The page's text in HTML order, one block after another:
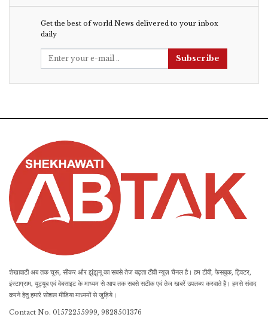
Get the best of world News delivered to your inbox
daily
Subscribe
शेखावाटी अब तक चूरू, सीकर और झुंझुनू का सबसे तेज बढ़ता टीवी न्यूज़ चैनल है। हम टीवी, फेसबुक, ट्विटर,
इंस्टाग्राम, यूट्यूब एवं वेबसाइट के माध्यम से आप तक सबसे सटीक एवं तेज खबरें उपलब्ध करवाते है। हमसे संवाद
करने हेतु हमारे सोशल मीडिया माध्यमों से जुड़िये।
Contact No. 01572255999, 9828501376